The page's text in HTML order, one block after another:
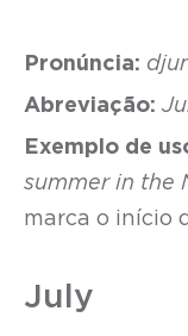
Pronúncia:
Abreviação:
Exemplo de
summer in the
marca o início
July